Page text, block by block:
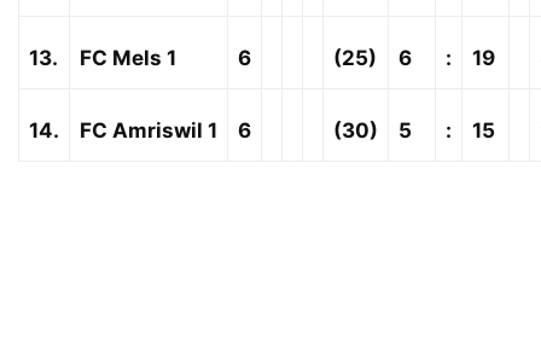
13. FC Mels 1 6 (25) 6 : 19
14. FC Amriswil 1 6 (30) 5 : 15